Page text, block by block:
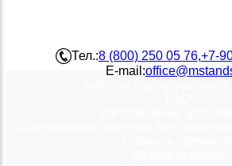
Тел.:8 (800) 250 05 76,+7-
E-mail: